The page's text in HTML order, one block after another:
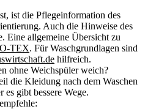
ist die Pflegeinformation des
Auch die Hinweise des
Eine allgemeine Übersicht zu
TEX. Für Waschgrundlagen sind
hilfreich.
ohne Weichspüler weich?
die Kleidung nach dem Waschen
gibt bessere Wege.